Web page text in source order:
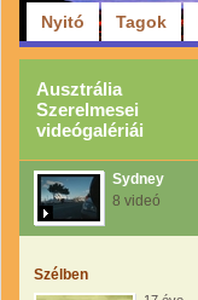
Nyitó Tagok
Ausztrália
Szerelmesei
videógalériái
Sydney
8 videó
Szélben